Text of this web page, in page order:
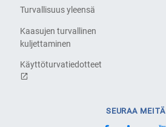
Turvallisuus yleensä
Kaasujen turvallinen
kuljettaminen
Käyttöturvatiedotteet
SEURAA MEITÄ